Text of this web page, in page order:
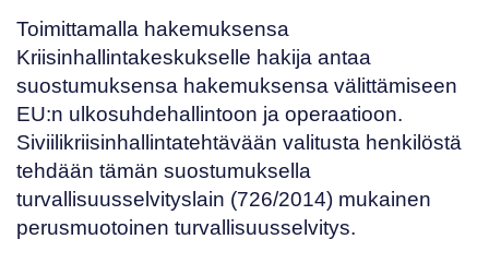
Toimittamalla hakemuksensa
Kriisinhallintakeskukselle hakija antaa
suostumuksensa hakemuksensa välittämiseen
EU:n ulkosuhdehallintoon ja operaatioon.
Siviilikriisinhallintatehtävään valitusta henkilöstä
tehdään tämän suostumuksella
turvallisuusselvityslain (726/2014) mukainen
perusmuotoinen turvallisuusselvitys.